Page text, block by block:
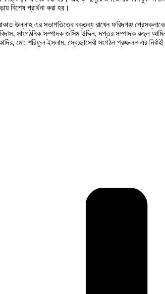
বিশেষ প্রার্থনা করা হয়।
উল্লাহ এর সভাপতিত্বে বক্তব্য রাখেন ফরিদগঞ্জ
সাংগঠনিক সম্পাদক জসিম উদ্দিন, দপ্তর সম্পাদক রুহুল
মো; শরিফুল ইসলাম, স্বেচ্ছাসেবী সংগঠন প্রজ্জলন এর